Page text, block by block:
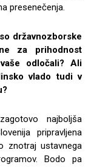
presenečenja.
državnozborske
za prihodnost
odločali? Ali
vlado tudi v
najboljša
pripravljena
znotraj ustavnega
Bodo pa